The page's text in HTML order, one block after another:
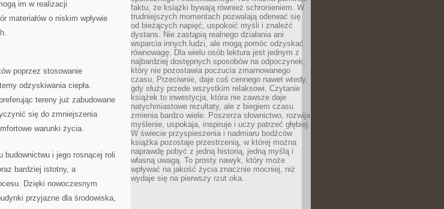
im w realizacji
materiałów o niskim wpływie
poprzez stosowanie
odzyskiwania ciepła.
tereny ‍już zabudowane
‍się do zmniejszenia
warunki życia.
i jego rosnącej roli
bardziej istotny,⁣ a
Dzięki nowoczesnym
przyjazne dla środowiska,
faktu, że książki bywają również schronieniem. W
trudniejszych momentach pozwalają oderwać się
od bieżących napięć, uspokoić myśli i znaleźć
dystans. Nie zastąpią realnego działania ani
wsparcia innych ludzi, ale mogą pomóc odzyskać
równowagę. Dla wielu osób lektura jest jednym z
najbardziej dostępnych sposobów na odpoczynek,
który nie pozostawia poczucia zmarnowanego
czasu. Przeciwnie, daje coś cennego nawet wtedy,
gdy służy przede wszystkim relaksowi. Czytanie
książek to inwestycja, która nie zawsze daje
natychmiastowe rezultaty, ale z biegiem czasu
zmienia bardzo wiele. Poszerza słownictwo, rozwija
myślenie, uspokaja, inspiruje i uczy patrzeć głębiej.
W świecie przyspieszenia i nadmiaru bodźców
książka pozostaje przestrzenią, w której można
naprawdę pobyć z jedną historią, jedną myślą i
własną uwagą. To prosty nawyk, który może
wpływać na jakość życia znacznie mocniej, niż
wydaje się na pierwszy rzut oka.